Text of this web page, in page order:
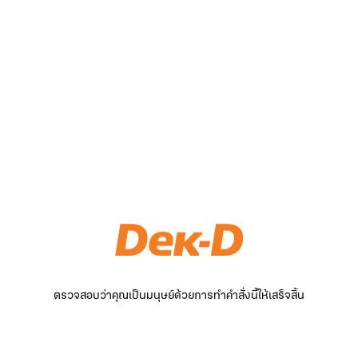
ตรวจสอบว่าคุณเป็นมนุษย์ด้วยการทำคำสั่งนี้ให้เสร็จสิ้น